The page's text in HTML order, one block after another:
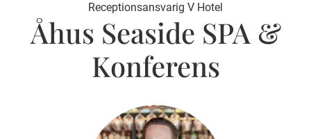
Receptionsansvarig V Hotel
Åhus Seaside SPA &
Konferens